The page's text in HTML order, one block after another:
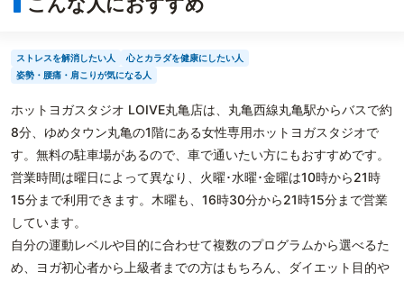
ストレスを解消したい人
心とカラダを健康にしたい人
姿勢・腰痛・肩こりが気になる人
ホットヨガスタジオ LOIVE丸亀店は、丸亀西線丸亀駅からバスで約
8分、ゆめタウン丸亀の1階にある女性専用ホットヨガスタジオで
す。無料の駐車場があるので、車で通いたい方にもおすすめです。
営業時間は曜日によって異なり、火曜･水曜･金曜は10時から21時
15分まで利用できます。木曜も、16時30分から21時15分まで営業
しています。
自分の運動レベルや目的に合わせて複数のプログラムから選べるた
め、ヨガ初心者から上級者までの方はもちろん、ダイエット目的や